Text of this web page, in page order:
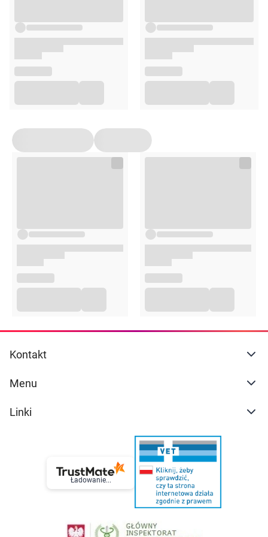
Dwa filtry powietrzne
Instrukcję obsługi w języku polskim
Uwagi
Wyrób medyczny - posiada oznakowanie CE
Zawiera etykietę w języku polskim
Kontakt
Menu
Linki
Ładowanie...